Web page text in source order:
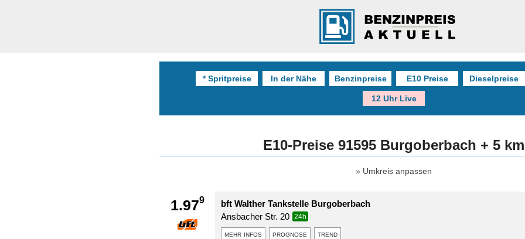
* Spritpreise In der Nähe Benzinpreise E10 Preise Dieselpreise
12 Uhr Live
E10-Preise 91595 Burgoberbach + 5 km
Umkreis anpassen
1.979
bft Walther Tankstelle Burgoberbach
Ansbacher Str. 20
24h
mehr infos prognose trend